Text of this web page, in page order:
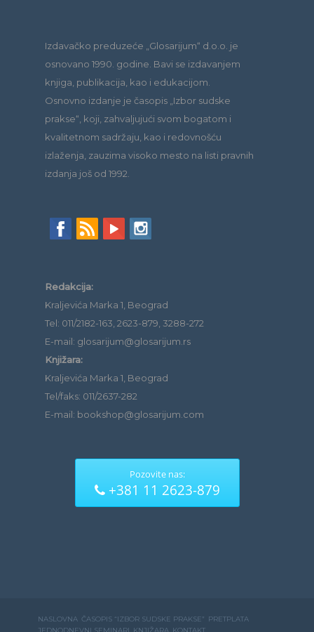
Izdavačko preduzeće „Glosarijum“ d.o.o. je
osnovano 1990. godine. Bavi se izdavanjem
knjiga, publikacija, kao i edukacijom.
Osnovno izdanje je časopis „Izbor sudske
prakse“, koji, zahvaljujući svom bogatom i
kvalitetnom sadržaju, kao i redovnošću
izlaženja, zauzima visoko mesto na listi pravnih
izdanja još od 1992.
Redakcija:
Kraljevića Marka 1, Beograd
Tel: 011/2182-163, 2623-879, 3288-272
E-mail: glosarijum@glosarijum.rs
Knjižara:
Kraljevića Marka 1, Beograd
Tel/faks: 011/2637-282
E-mail: bookshop@glosarijum.com
Pozovite nas:
+381 11 2623-879
NASLOVNA ČASOPIS “IZBOR SUDSKE PRAKSE” PRETPLATA